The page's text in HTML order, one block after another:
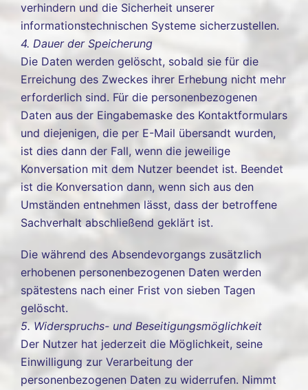
verhindern und die Sicherheit unserer
informationstechnischen Systeme sicherzustellen.
4. Dauer der Speicherung
Die Daten werden gelöscht, sobald sie für die
Erreichung des Zweckes ihrer Erhebung nicht mehr
erforderlich sind. Für die personenbezogenen
Daten aus der Eingabemaske des Kontaktformulars
und diejenigen, die per E-Mail übersandt wurden,
ist dies dann der Fall, wenn die jeweilige
Konversation mit dem Nutzer beendet ist. Beendet
ist die Konversation dann, wenn sich aus den
Umständen entnehmen lässt, dass der betroffene
Sachverhalt abschließend geklärt ist.
Die während des Absendevorgangs zusätzlich
erhobenen personenbezogenen Daten werden
spätestens nach einer Frist von sieben Tagen
gelöscht.
5. Widerspruchs- und Beseitigungsmöglichkeit
Der Nutzer hat jederzeit die Möglichkeit, seine
Einwilligung zur Verarbeitung der
personenbezogenen Daten zu widerrufen. Nimmt